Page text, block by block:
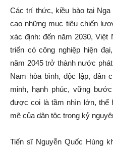
Các trí thức, kiều bào tại
cao những mục tiêu chiến
xác định: đến năm 2030,
triển có công nghiệp hiện
năm 2045 trở thành nước
Nam hòa bình, độc lập, dân
minh, hạnh phúc, vững
được coi là tầm nhìn lớn, thể
mẽ của dân tộc trong kỷ
Tiến sĩ Nguyễn Quốc Hùng